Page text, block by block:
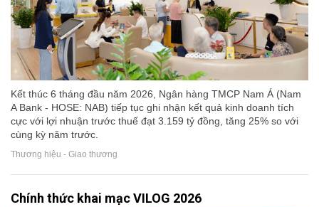
Kết thúc 6 tháng đầu năm 2026, Ngân hàng TMCP Nam Á (Nam
A Bank - HOSE: NAB) tiếp tục ghi nhận kết quả kinh doanh tích
cực với lợi nhuận trước thuế đạt 3.159 tỷ đồng, tăng 25% so với
cùng kỳ năm trước.
Thương hiệu - Giao thương
Chính thức khai mạc VILOG 2026